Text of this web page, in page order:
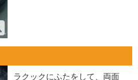
ラクックにふたをして、両面